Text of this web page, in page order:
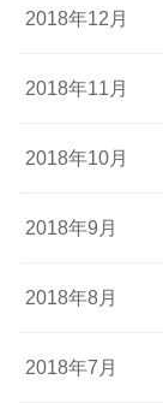
2018年12月
2018年11月
2018年10月
2018年9月
2018年8月
2018年7月